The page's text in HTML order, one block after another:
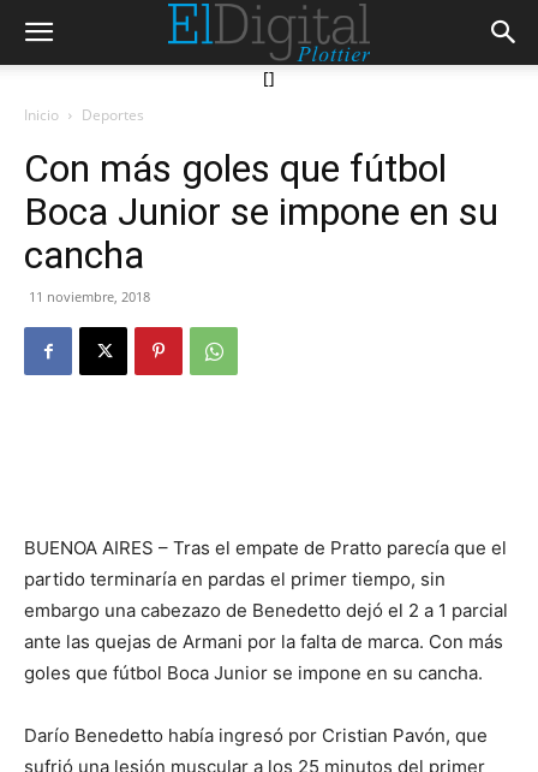
[]
Inicio Deportes
Con más goles que fútbol
Boca Junior se impone en su
cancha
11 noviembre, 2018
BUENOA AIRES – Tras el empate de Pratto parecía que el
partido terminaría en pardas el primer tiempo, sin
embargo una cabezazo de Benedetto dejó el 2 a 1 parcial
ante las quejas de Armani por la falta de marca. Con más
goles que fútbol Boca Junior se impone en su cancha.
Darío Benedetto había ingresó por Cristian Pavón, que
sufrió una lesión muscular a los 25 minutos del primer